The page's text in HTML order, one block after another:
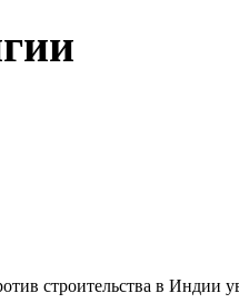
строительства в Индии